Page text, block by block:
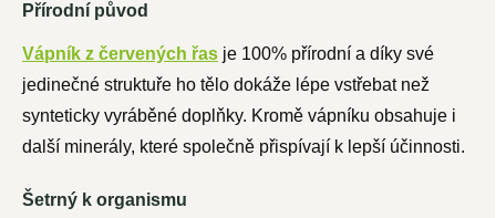
Přírodní původ
Vápník z červených řas je 100% přírodní a díky své
jedinečné struktuře ho tělo dokáže lépe vstřebat než
synteticky vyráběné doplňky. Kromě vápníku obsahuje i
další minerály, které společně přispívají k lepší účinnosti.
Šetrný k organismu